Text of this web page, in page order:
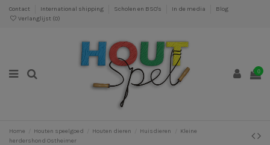
Contact International shipping Scholen en BSO's In de media
Blog
Verlanglijst (0)
0
Home Houten speelgoed Houten dieren Huisdieren
Kleine
herdershond Ostheimer